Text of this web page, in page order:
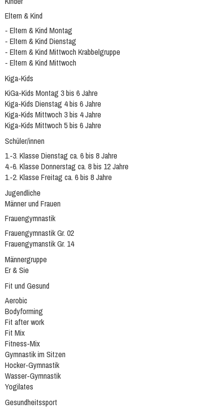
Eltern & Kind
- Eltern & Kind Montag
- Eltern & Kind Dienstag
- Eltern & Kind Mittwoch Krabbelgruppe
- Eltern & Kind Mittwoch
Kiga-Kids
KiGa-Kids Montag 3 bis 6 Jahre
Kiga-Kids Dienstag 4 bis 6 Jahre
Kiga-Kids Mittwoch 3 bis 4 Jahre
Kiga-Kids Mittwoch 5 bis 6 Jahre
Schüler/innen
1.-3. Klasse Dienstag ca. 6 bis 8 Jahre
4.-6. Klasse Donnerstag ca. 8 bis 12 Jahre
1.-2. Klasse Freitag ca. 6 bis 8 Jahre
Jugendliche
Männer und Frauen
Frauengymnastik
Frauengymnastik Gr. 02
Frauengymanstik Gr. 14
Männergruppe
Er & Sie
Fit und Gesund
Aerobic
Bodyforming
Fit after work
Fit Mix
Fitness-Mix
Gymnastik im Sitzen
Hocker-Gymnastik
Wasser-Gymnastik
Yogilates
Gesundheitssport